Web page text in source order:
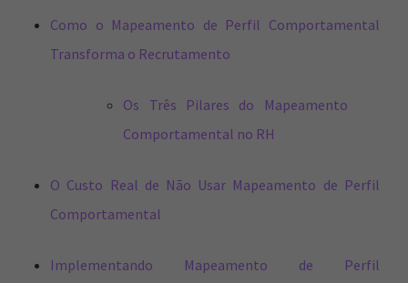
Como o Mapeamento de Perfil Comportamental
Transforma o Recrutamento
Os Três Pilares do Mapeamento
Comportamental no RH
O Custo Real de Não Usar Mapeamento de Perfil
Comportamental
Implementando Mapeamento de Perfil